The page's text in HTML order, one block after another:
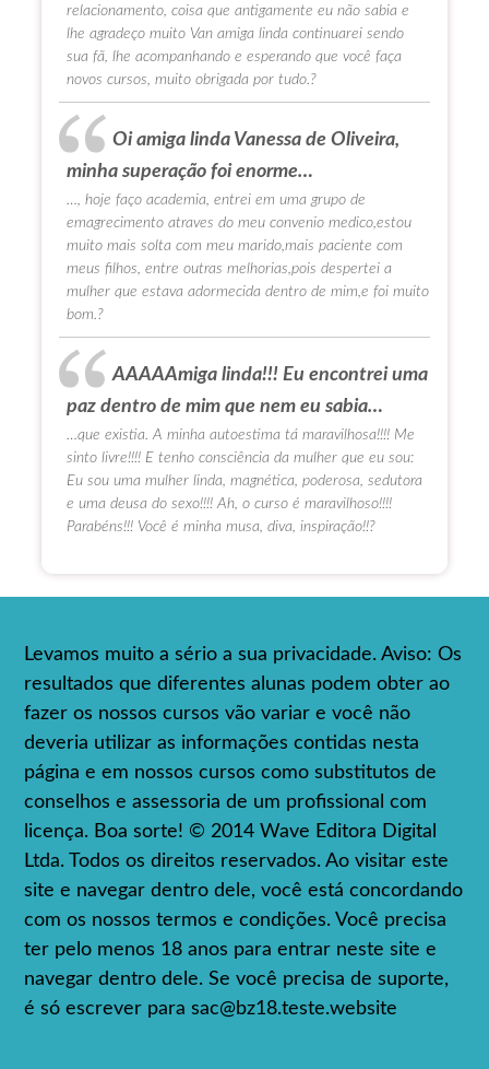
relacionamento, coisa que antigamente eu não sabia e
lhe agradeço muito Van amiga linda continuarei sendo
sua fã, lhe acompanhando e esperando que você faça
novos cursos, muito obrigada por tudo.?
Oi amiga linda Vanessa de Oliveira,
minha superação foi enorme…
…, hoje faço academia, entrei em uma grupo de
emagrecimento atraves do meu convenio medico,estou
muito mais solta com meu marido,mais paciente com
meus filhos, entre outras melhorias,pois despertei a
mulher que estava adormecida dentro de mim,e foi muito
bom.?
AAAAAmiga linda!!! Eu encontrei uma
paz dentro de mim que nem eu sabia…
…que existia. A minha autoestima tá maravilhosa!!!! Me
sinto livre!!!! E tenho consciência da mulher que eu sou:
Eu sou uma mulher linda, magnética, poderosa, sedutora
e uma deusa do sexo!!!! Ah, o curso é maravilhoso!!!!
Parabéns!!! Você é minha musa, diva, inspiração!!?
Levamos muito a sério a sua privacidade. Aviso: Os
resultados que diferentes alunas podem obter ao
fazer os nossos cursos vão variar e você não
deveria utilizar as informações contidas nesta
página e em nossos cursos como substitutos de
conselhos e assessoria de um profissional com
licença. Boa sorte! © 2014 Wave Editora Digital
Ltda. Todos os direitos reservados. Ao visitar este
site e navegar dentro dele, você está concordando
com os nossos termos e condições. Você precisa
ter pelo menos 18 anos para entrar neste site e
navegar dentro dele. Se você precisa de suporte,
é só escrever parasac@bz18.teste.website